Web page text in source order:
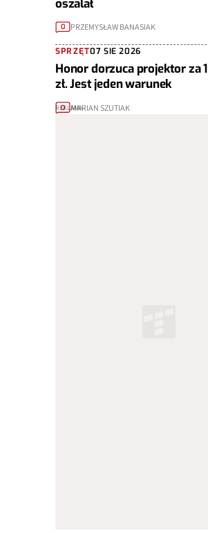
oszalał
0 PRZEMYSŁAW BANASIAK
SPRZĘT07 SIE 2026
Honor dorzuca projektor za 1
zł. Jest jeden warunek
0 MARIAN SZUTIAK